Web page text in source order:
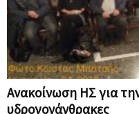
Ανακοίνωση ΗΣ για
υδρογονάνθρακες